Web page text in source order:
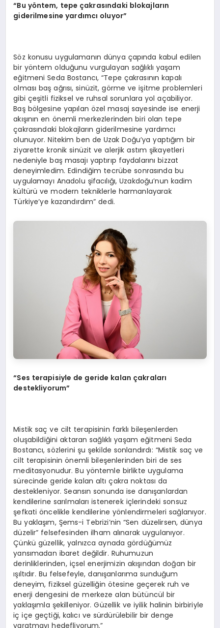
“Bu yöntem, tepe çakrasındaki blokajların
giderilmesine yardımcı oluyor”
Söz konusu uygulamanın dünya çapında kabul edilen
bir yöntem olduğunu vurgulayan sağlıklı yaşam
eğitmeni Seda Bostancı, “Tepe çakrasının kapalı
olması baş ağrısı, sinüzit, görme ve işitme problemleri
gibi çeşitli fiziksel ve ruhsal sorunlara yol açabiliyor.
Baş bölgesine yapılan özel masaj sayesinde ise enerji
akışının en önemli merkezlerinden biri olan tepe
çakrasındaki blokajların giderilmesine yardımcı
olunuyor. Nitekim ben de Uzak Doğu’ya yaptığım bir
ziyarette kronik sinüzit ve alerjik astım şikayetleri
nedeniyle baş masajı yaptırıp faydalarını bizzat
deneyimledim. Edindiğim tecrübe sonrasında bu
uygulamayı Anadolu şifacılığı, Uzakdoğu’nun kadim
kültürü ve modern tekniklerle harmanlayarak
Türkiye’ye kazandırdım” dedi.
“Ses terapisiyle de geride kalan çakraları
destekliyorum”
Mistik saç ve cilt terapisinin farklı bileşenlerden
oluşabildiğini aktaran sağlıklı yaşam eğitmeni Seda
Bostancı, sözlerini şu şekilde sonlandırdı: “Mistik saç ve
cilt terapisinin önemli bileşenlerinden biri de ses
meditasyonudur. Bu yöntemle birlikte uygulama
sürecinde geride kalan altı çakra noktası da
destekleniyor. Seansın sonunda ise danışanlardan
kendilerine sarılmaları istenerek içlerindeki sonsuz
şefkati öncelikle kendilerine yönlendirmeleri sağlanıyor.
Bu yaklaşım, Şems-i Tebrizi’nin “Sen düzelirsen, dünya
düzelir” felsefesinden ilham alınarak uygulanıyor.
Çünkü güzellik, yalnızca aynada gördüğümüz
yansımadan ibaret değildir. Ruhumuzun
derinliklerinden, içsel enerjimizin akışından doğan bir
ışıltıdır. Bu felsefeyle, danışanlarıma sunduğum
deneyim, fiziksel güzelliğin ötesine geçerek ruh ve
enerji dengesini de merkeze alan bütüncül bir
yaklaşımla şekilleniyor. Güzellik ve iyilik halinin birbiriyle
iç içe geçtiği, kalıcı ve sürdürülebilir bir denge
yaratmayı hedefliyorum.”